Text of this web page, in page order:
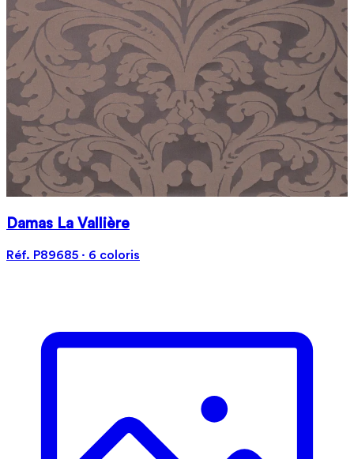
Damas La Vallière
Réf. P89685 · 6 coloris